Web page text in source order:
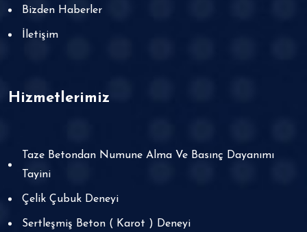
Bizden Haberler
İletişim
Hizmetlerimiz
Taze Betondan Numune Alma Ve Basınç Dayanımı
Tayini
Çelik Çubuk Deneyi
Sertleşmiş Beton ( Karot ) Deneyi